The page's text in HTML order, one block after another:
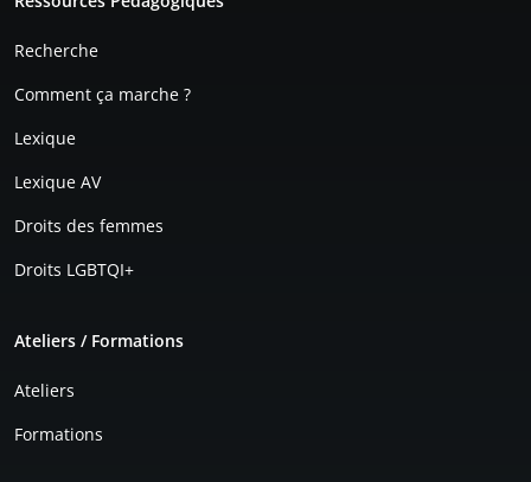
Recherche
Comment ça marche ?
Lexique
Lexique AV
Droits des femmes
Droits LGBTQI+
Ateliers / Formations
Ateliers
Formations